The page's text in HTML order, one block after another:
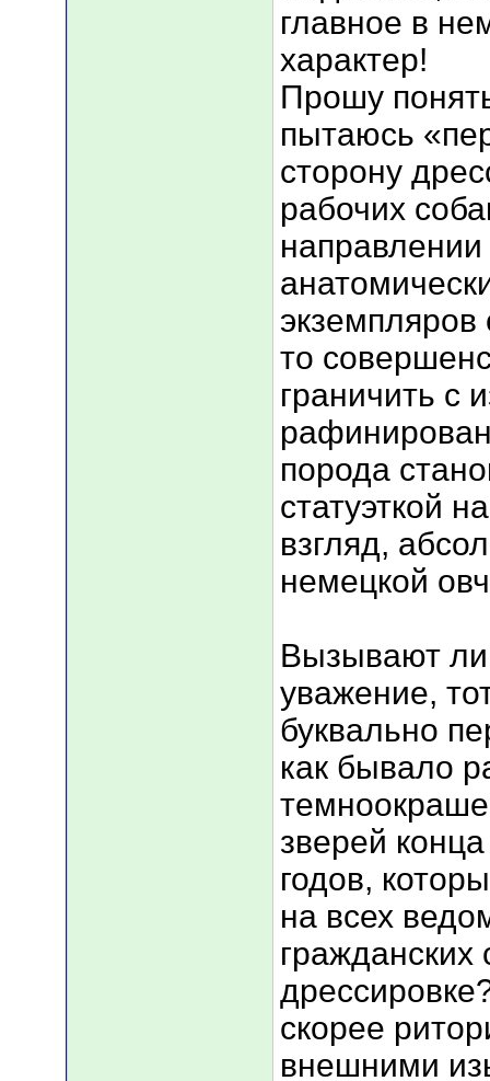
главное в
характер!
Прошу
пытаюсь
сторону
рабочих
то
граничить с
порода
статуэткой
взгляд,
немецкой
Вызывают
уважение,
буквально
как бывало
зверей
годов,
на всех
гражданских
скорее
внешними